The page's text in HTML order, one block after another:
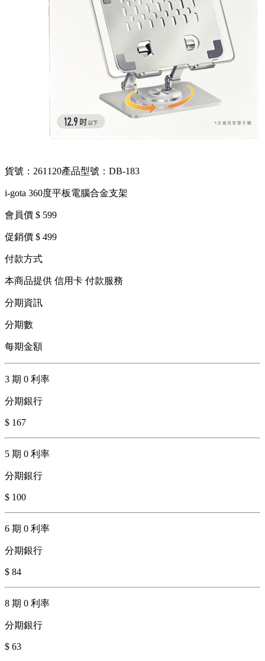
貨號：261120產品型號：DB-183
i-gota 360度平板電腦合金支架
會員價 $ 599
促銷價 $ 499
付款方式
本商品提供 信用卡 付款服務
分期資訊
分期數
每期金額
3 期 0 利率
分期銀行
$ 167
5 期 0 利率
分期銀行
$ 100
6 期 0 利率
分期銀行
$ 84
8 期 0 利率
分期銀行
$ 63